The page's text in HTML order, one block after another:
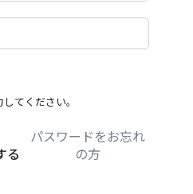
てください。
る
パスワードをお忘れ
の方